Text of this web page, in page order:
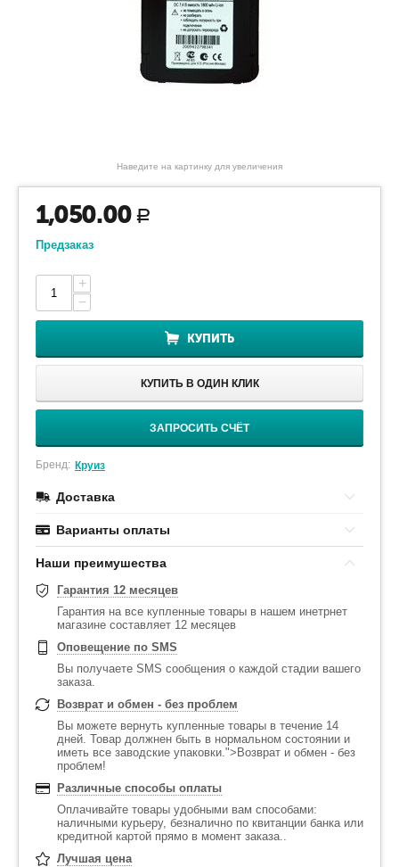
Наведите на картинку для увеличения
1,050.00 Р
Предзаказ
+
−
КУПИТЬ
КУПИТЬ В ОДИН КЛИК
ЗАПРОСИТЬ СЧЁТ
Бренд: Круиз
Доставка
Варианты оплаты
Наши преимушества
Гарантия 12 месяцев
Гарантия на все купленные товары в нашем инетрнет
магазине составляет 12 месяцев
Оповещение по SMS
Вы получаете SMS сообщения о каждой стадии вашего
заказа.
Возврат и обмен - без проблем
Вы можете вернуть купленные товары в течение 14
дней. Товар должнен быть в нормальном состоянии и
иметь все заводские упаковки.">Возврат и обмен - без
проблем!
Различные способы оплаты
Оплачивайте товары удобными вам способами:
наличными курьеру, безналично по квитанции банка или
кредитной картой прямо в момент заказа..
Лучшая цена